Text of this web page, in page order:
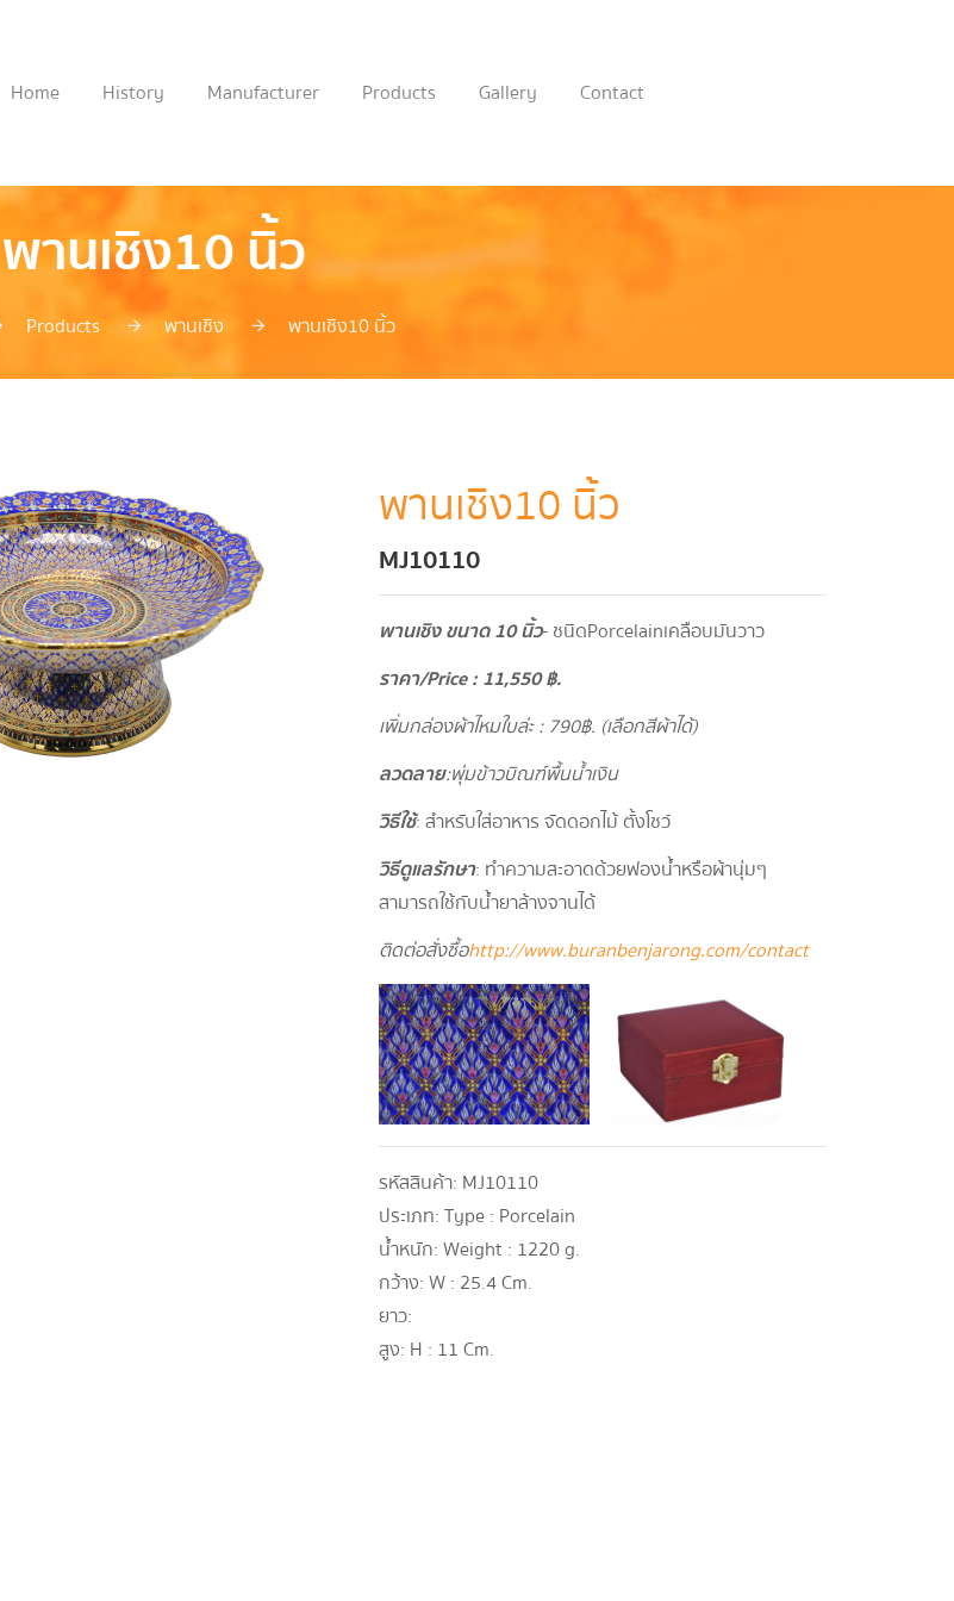
Home History Manufacturer Products Gallery Contact
พานเชิง10 นิ้ว
Products พานเชิง พานเชิง10 นิ้ว
พานเชิง10 นิ้ว
MJ10110
พานเชิง ขนาด 10 นิ้ว- ชนิดPorcelainเคลือบมันวาว
ราคา/Price : 11,550฿.
เพิ่มกล่องผ้าไหมใบล่ะ : 790฿. (เลือกสีผ้าได้)
ลวดลาย: พุ่มข้าวบิณฑ์พื้นน้ำเงิน
วิธีใช้: สำหรับใส่อาหาร จัดดอกไม้ ตั้งโชว์
วิธีดูแลรักษา: ทำความสะอาดด้วยฟองน้ำหรือผ้านุ่มๆ
สามารถใช้กับน้ำยาล้างจานได้
ติดต่อสั่งซื้อhttp://www.buranbenjarong.com/contact
รหัสสินค้า: MJ10110
ประเภท:Type : Porcelain
น้ำหนัก:Weight : 1220 g.
กว้าง:W : 25.4 Cm.
ยาว:
สูง: H : 11 Cm.